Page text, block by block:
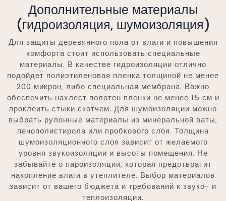
Дополнительные материалы
(гидроизоляция‚ шумоизоляция)
Для защиты деревянного пола от влаги и повышения
комфорта стоит использовать специальные
материалы. В качестве гидроизоляции отлично
подойдет полиэтиленовая пленка толщиной не менее
200 микрон‚ либо специальная мембрана. Важно
обеспечить нахлест полотен пленки не менее 15 см и
проклеить стыки скотчем. Для шумоизоляции можно
выбрать рулонные материалы из минеральной ваты‚
пенополистирола или пробкового слоя. Толщина
шумоизоляционного слоя зависит от желаемого
уровня звукоизоляции и высоты помещения. Не
забывайте о пароизоляции‚ которая предотвратит
накопление влаги в утеплителе. Выбор материалов
зависит от вашего бюджета и требований к звуко- и
теплоизоляции.